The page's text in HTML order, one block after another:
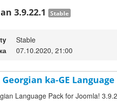
3.9.22.1 Stable
Stable
07.10.2020, 21:00
Georgian ka-GE Language
Language Pack for Joomla!